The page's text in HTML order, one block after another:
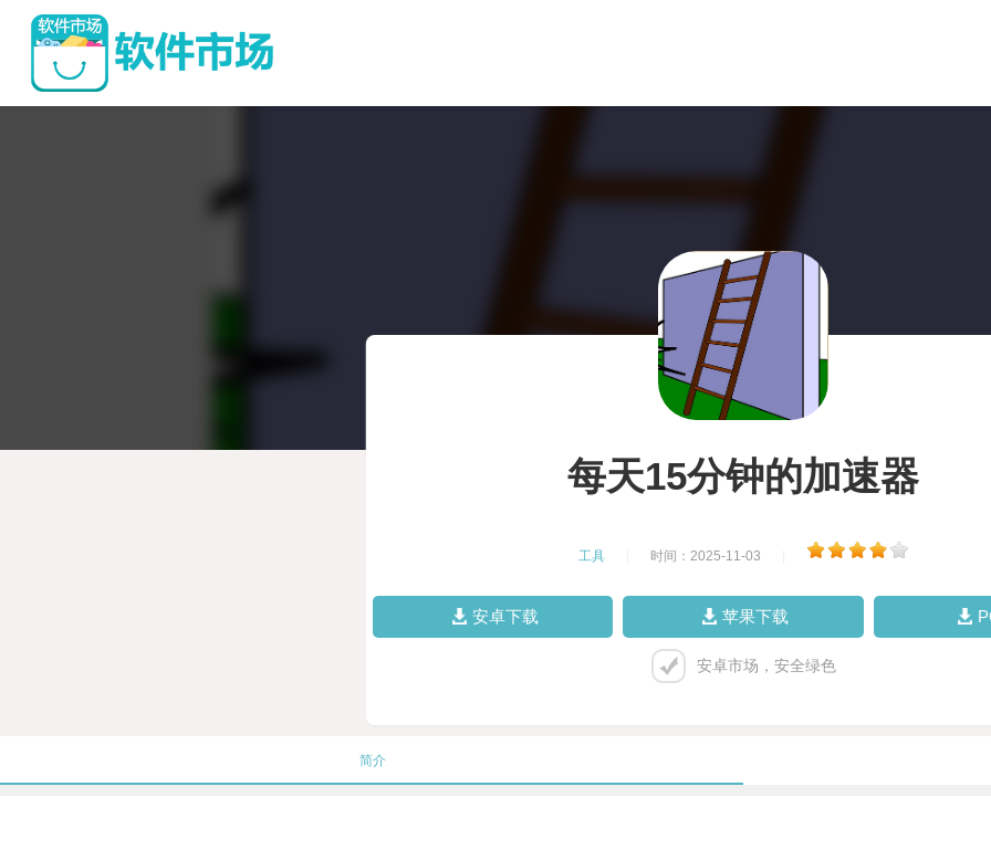
每天15分钟的加速器
工具 时间：2025-11-03
安卓下载 苹果下载
安卓市场，安全绿色
简介